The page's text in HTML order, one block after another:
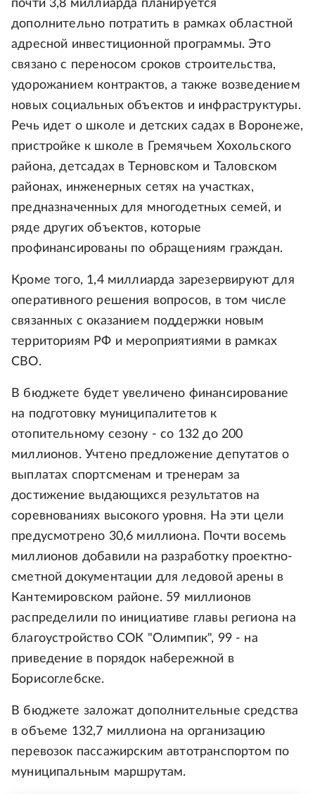
почти 3,8 миллиарда планируется
дополнительно потратить в рамках областной
адресной инвестиционной программы. Это
связано с переносом сроков строительства,
удорожанием контрактов, а также возведением
новых социальных объектов и инфраструктуры.
Речь идет о школе и детских садах в Воронеже,
пристройке к школе в Гремячьем Хохольского
района, детсадах в Терновском и Таловском
районах, инженерных сетях на участках,
предназначенных для многодетных семей, и
ряде других объектов, которые
профинансированы по обращениям граждан.
Кроме того, 1,4 миллиарда зарезервируют для
оперативного решения вопросов, в том числе
связанных с оказанием поддержки новым
территориям РФ и мероприятиями в рамках
СВО.
В бюджете будет увеличено финансирование
на подготовку муниципалитетов к
отопительному сезону - со 132 до 200
миллионов. Учтено предложение депутатов о
выплатах спортсменам и тренерам за
достижение выдающихся результатов на
соревнованиях высокого уровня. На эти цели
предусмотрено 30,6 миллиона. Почти восемь
миллионов добавили на разработку проектно-
сметной документации для ледовой арены в
Кантемировском районе. 59 миллионов
распределили по инициативе главы региона на
благоустройство СОК "Олимпик", 99 - на
приведение в порядок набережной в
Борисоглебске.
В бюджете заложат дополнительные средства
в объеме 132,7 миллиона на организацию
перевозок пассажирским автотранспортом по
муниципальным маршрутам.